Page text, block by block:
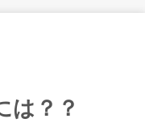
は？？